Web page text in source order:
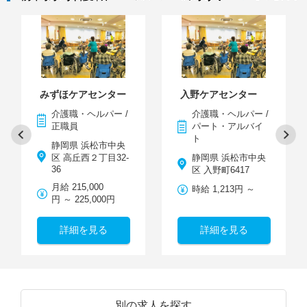
みずほケアセンター
介護職・ヘルパー /
正職員
静岡県 浜松市中央
区 高丘西２丁目32-
36
月給 215,000
円 ～ 225,000円
詳細を見る
入野ケアセンター
介護職・ヘルパー /
パート・アルバイ
ト
静岡県 浜松市中央
区 入野町6417
時給 1,213円 ～
詳細を見る